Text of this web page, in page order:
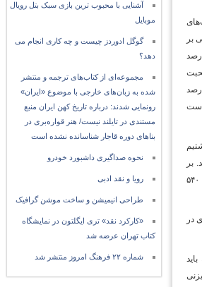
آشنایی با محبوب ترین بازی سبک بتل رویال
موبایل
گوگل ادوردز چیست و چه کاری انجام می
دهد؟
مجموعه‌ای از کتاب‌های ترجمه و منتشر
شده به زبان‌های خارجی با موضوع «ایران»
رونمایی شدند: درباره تاریخ کهن ایران منبع
مستندی در تایلند نیست/ هنر قواره‌بری در
بناهای دوره قاجار شناسانده نشده است
نحوه صداگیری داشبورد خودرو
رویا و نقد ادبی
طراحی انیمیشن و ساخت موشن گرافیک
«کارکرد نقد» تری ایگلتون در نمایشگاه
کتاب تهران عرضه شد
شماره ۲۲ فرهنگ امروز منتشر شد
بر
بر اساس فهرست وزارت علوم، گفت: در ابتدا قرار بود ۴۰ درصد سهم کتابخانه دانشگاه، ۳۰ درصد
صحبت
کاهش دهیم (۱۰ درصد کتابخانه، ۱۰ درصد ناشر، ۲۰ درصد وزارت ارشاد و ۷۰ درصد
را بخرد، کافی است
بر
اساس تقسیم‌بندی صورت‌گرفته مثلاً ۵۴۰ میلیون تومان سهم دانشگاه اصفهان می‌شد که این دانشگاه با پرداخت ۵۴ میلیون می‌تواند ۵۴۰
در